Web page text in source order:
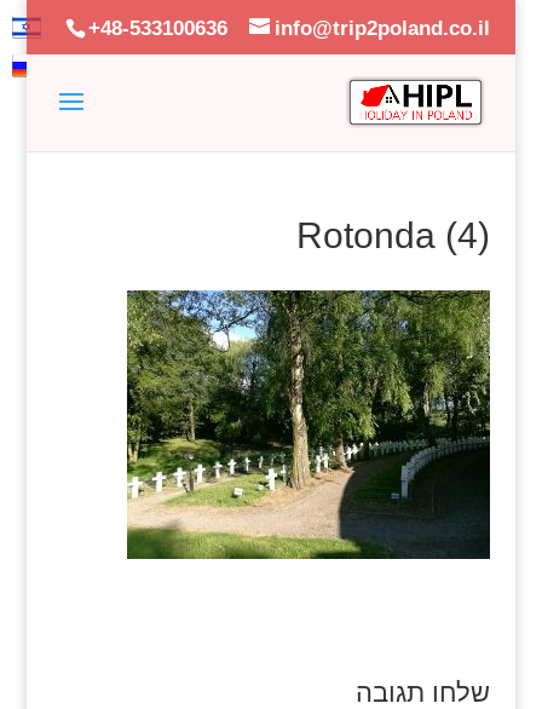
+48-533100636 info@trip2poland.co.il
Rotonda (4)
שלחו תגובה